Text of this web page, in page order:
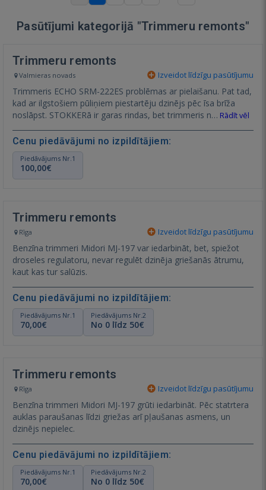
Pasūtījumi kategorijā "Trimmeru remonts"
Trimmeru remonts
Valmieras novads Izveidot līdzīgu pasūtījumu
Trimmeris ECHO SRM-222ES problēmas ar pielaišanu. Pat tad,
kad ar ilgstošiem pūliņiem piestartēju dzinējs pēc īsa brīža
noslāpst. STOKKERā ir garas rindas, bet trimmeris n… Rādīt vēl
Cenu piedāvājumi no izpildītājiem:
Piedāvājums Nr.1
100,00€
Trimmeru remonts
Rīga Izveidot līdzīgu pasūtījumu
Benzīna trimmeri Midori MJ-197 var iedarbināt, bet, spiežot
droseles regulatoru, nevar regulēt dzinēja griešanās ātrumu,
kaut kas tur salūzis.
Cenu piedāvājumi no izpildītājiem:
Piedāvājums Nr.1
70,00€
Piedāvājums Nr.2
No 0 līdz 50€
Trimmeru remonts
Rīga Izveidot līdzīgu pasūtījumu
Benzīna trimmeri Midori MJ-197 grūti iedarbināt. Pēc statrtera
auklas paraušanas līdzi griežas arī pļaušanas asmens, un
dzinējs nepielec.
Cenu piedāvājumi no izpildītājiem:
Piedāvājums Nr.1
70,00€
Piedāvājums Nr.2
No 0 līdz 50€